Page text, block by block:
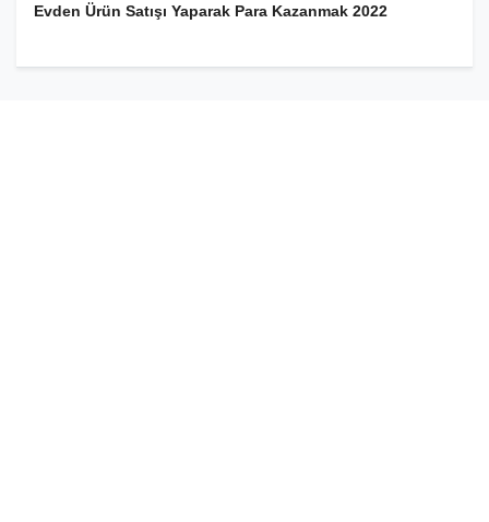
Evden Ürün Satışı Yaparak Para Kazanmak 2022